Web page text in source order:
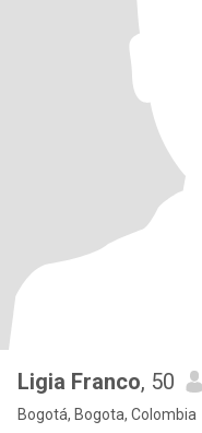
Ligia Franco, 50
Bogotá, Bogota, Colombia